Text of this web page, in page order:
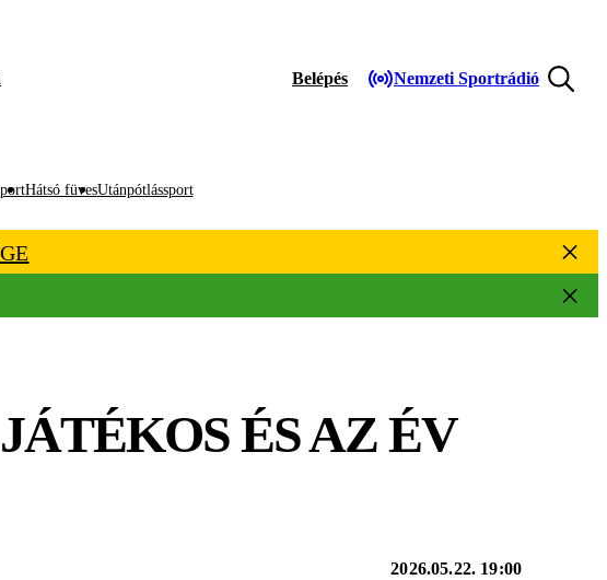
Belépés Nemzeti Sportrádió
Hátsó füvesUtánpótlássport
ÉS AZ ÉV
2026.05.22. 19:00